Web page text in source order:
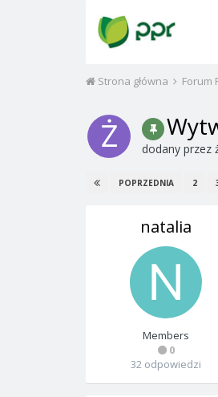
Strona główna Forum
dodany przez
POPRZEDNIA 2
natalia
Members
0
32 odpowiedzi